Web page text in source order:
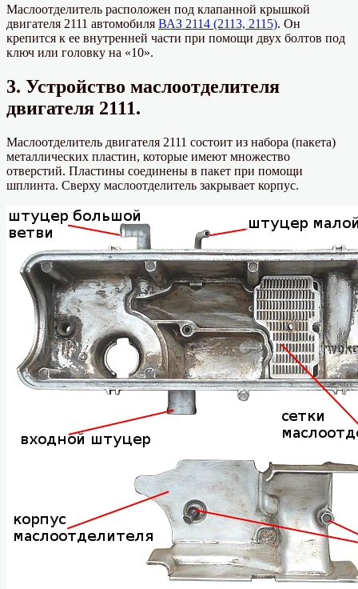
Маслоотделитель расположен под клапанной крышкой
двигателя 2111 автомобиля ВАЗ 2114 (2113, 2115). Он
крепится к ее внутренней части при помощи двух болтов под
ключ или головку на «10».
3. Устройство маслоотделителя
двигателя 2111.
Маслоотделитель двигателя 2111 состоит из набора (пакета)
металлических пластин, которые имеют множество
отверстий. Пластины соединены в пакет при помощи
шплинта. Сверху маслоотделитель закрывает корпус.